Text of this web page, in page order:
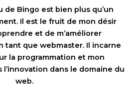
de Bingo est bien plus qu’un
Il est le fruit de mon désir
et de m’améliorer
tant que webmaster. Il incarne
la programmation et mon
dans le domaine du
web.